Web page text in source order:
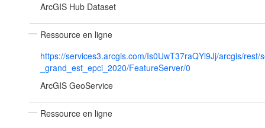
ArcGIS Hub Dataset
Ressource en ligne
https://services3.arcgis.com/Is0UwT37raQYl9Jj/arcgis/rest/
_grand_est_epci_2020/FeatureServer/0
ArcGIS GeoService
Ressource en ligne